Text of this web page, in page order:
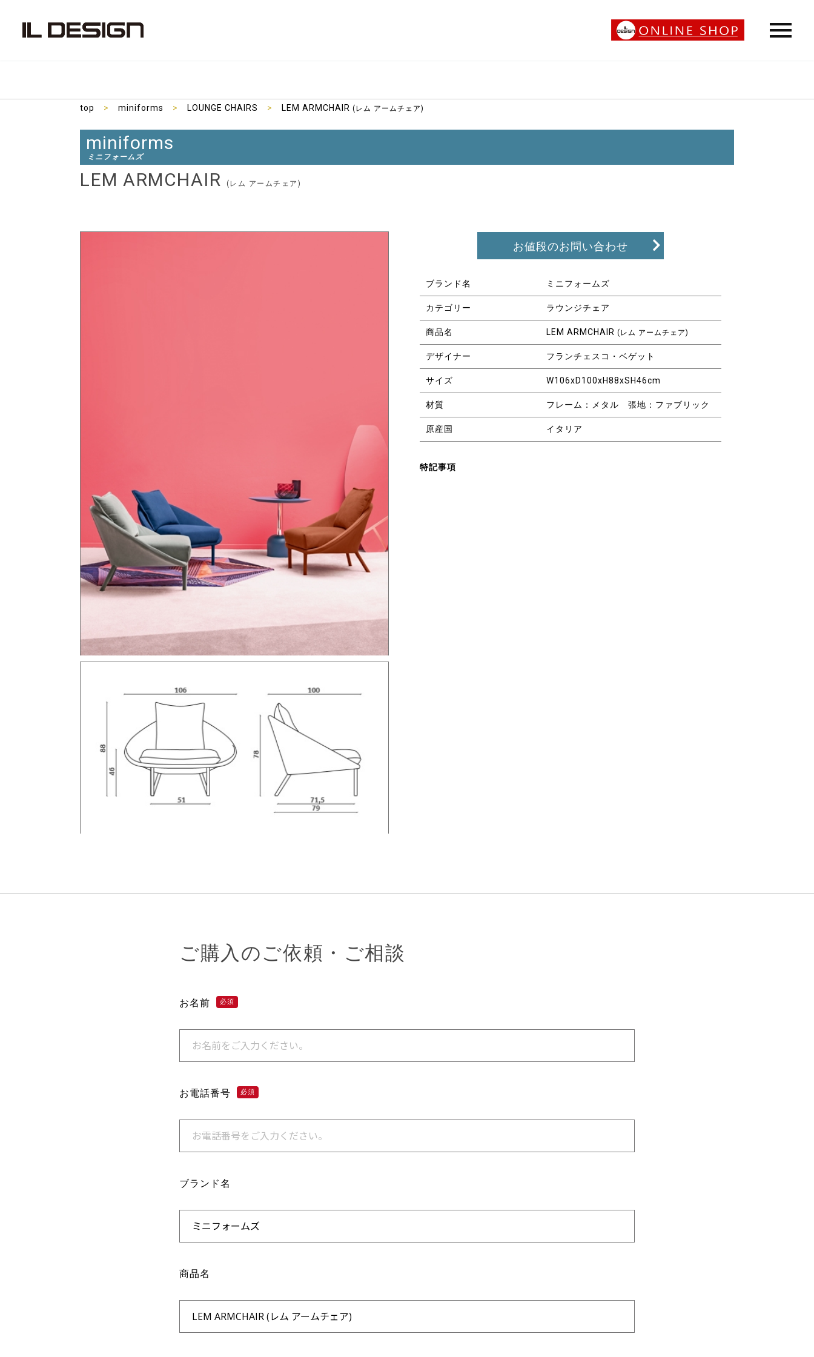
top > miniforms > LOUNGE CHAIRS > LEM ARMCHAIR (レム アームチェア)
miniforms
ミニフォームズ
LEM ARMCHAIR (レム アームチェア)
お値段のお問い合わせ
ブランド名 ミニフォームズ
カテゴリー ラウンジチェア
商品名 LEM ARMCHAIR (レム アームチェア)
デザイナー フランチェスコ・ベゲット
サイズ W106xD100xH88xSH46cm
材質 フレーム：メタル 張地：ファブリック
原産国 イタリア
特記事項
ご購入のご依頼・ご相談
お名前 必須
お電話番号 必須
ブランド名
商品名